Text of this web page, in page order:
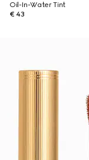
Oil-In-Water Tint
€ 43